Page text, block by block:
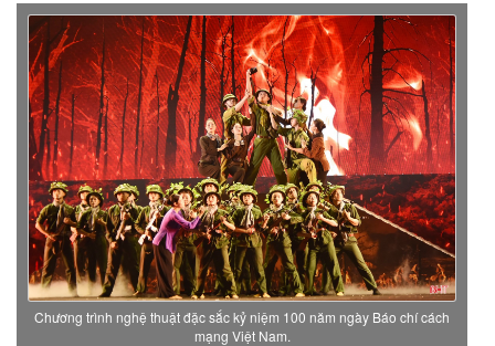
Chương trình nghệ thuật đặc sắc kỷ niệm 100 năm ngày Báo chí cách
mạng Việt Nam.